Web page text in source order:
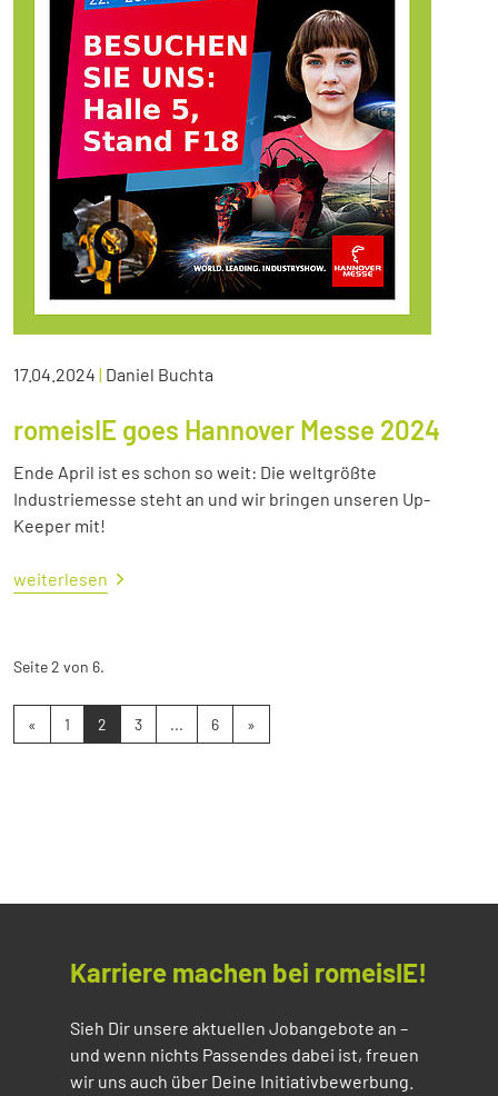
17.04.2024 | Daniel Buchta
romeisIE goes Hannover Messe 2024
Ende April ist es schon so weit: Die weltgrößte
Industriemesse steht an und wir bringen unseren Up-
Keeper mit!
weiterlesen
Seite 2 von 6.
« 1 2 3 ... 6 »
Karriere machen bei romeisIE!
Sieh Dir unsere aktuellen Jobangebote an –
und wenn nichts Passendes dabei ist, freuen
wir uns auch über Deine Initiativbewerbung.